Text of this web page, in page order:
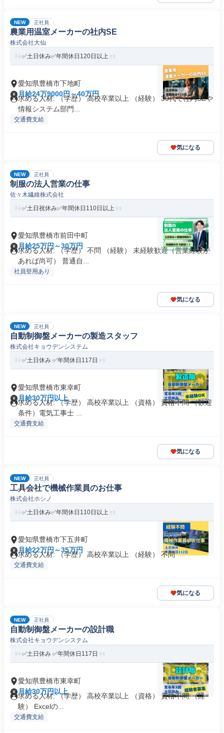
NEW 正社員
農業用温室メーカーの社内SE
株式会社大仙
✅土日休み✅年間休日120日以上
愛知県豊橋市下地町
月給24万9000円～40万円
求める人材: （学歴） 高校卒業以上 （経験） 30代で社内SEや
情報システム部門...
交通費支給
気になる
NEW 正社員
制服の法人営業の仕事
佐々木繊維株式会社
✅土日祝休み✅年間休日110日以上
愛知県豊橋市前田中町
月給25万円～30万円
求める人材: （学歴） 不問 （経験） 未経験歓迎（営業経験が
あれば尚可） 普通自...
社員登用あり
気になる
NEW 正社員
自動制御盤メーカーの製造スタッフ
株式会社キョウデンシステム
✅土日休み ✅年間休日117日
愛知県豊橋市東幸町
月給30万円以上
求める人材: （学歴） ⾼校卒業以上 （資格） 資格不問 （歓迎
条件）電気⼯事⼠ ...
交通費支給
気になる
NEW 正社員
工具会社で機械作業員のお仕事
株式会社ホシノ
✅土日休み✅年間休日110日以上
愛知県豊橋市下五井町
月給22万円～35万円
求める人材: （学歴） 高校卒業以上 （経験） 不問
交通費支給
気になる
NEW 正社員
自動制御盤メーカーの設計職
株式会社キョウデンシステム
✅土日休み ✅年間休日117日
愛知県豊橋市東幸町
月給30万円以上
求める人材: （学歴） ⾼校卒業以上 （資格） 資格不問 （経
験） Excelの...
交通費支給